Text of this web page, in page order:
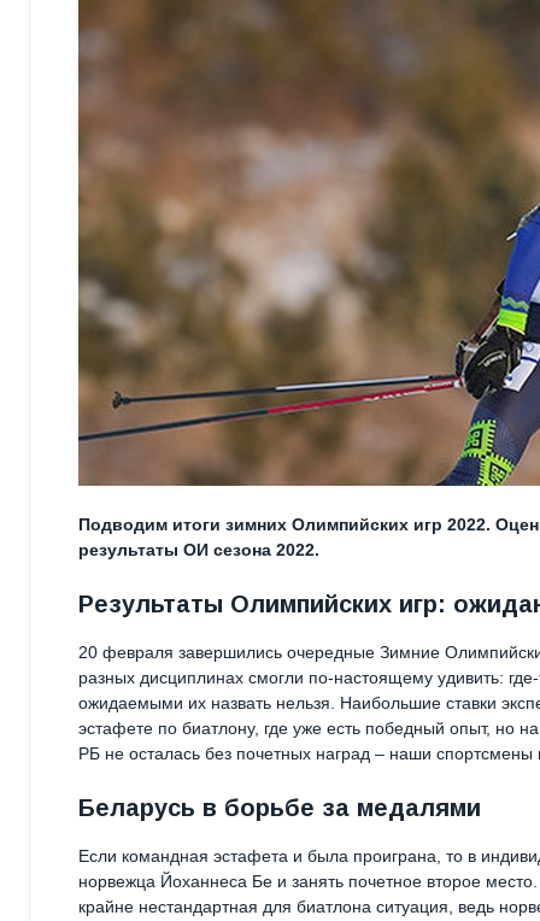
Подводим итоги зимних Олимпийских игр 2022.
результаты ОИ сезона 2022.
Результаты Олимпийских игр:
20 февраля завершились очередные Зимние
разных дисциплинах смогли по-настоящему удивить:
ожидаемыми их назвать нельзя. Наибольшие ставки
эстафете по биатлону, где уже есть победный опыт, но
РБ не осталась без почетных наград – наши спортсмены
Беларусь в борьбе за медалями
Если командная эстафета и была проиграна, то в
норвежца Йоханнеса Бе и занять почетное второе
крайне нестандартная для биатлона ситуация, ведь